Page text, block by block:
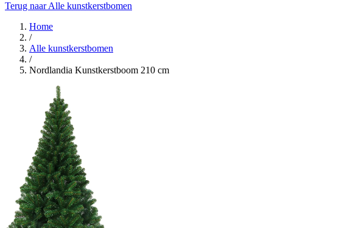
Terug naar Alle kunstkerstbomen
Home
/
Alle kunstkerstbomen
/
Nordlandia Kunstkerstboom 210 cm